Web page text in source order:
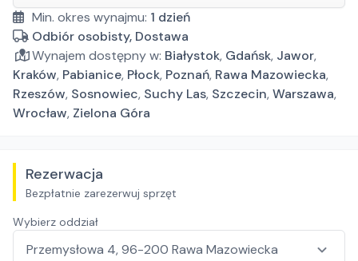
Min. okres wynajmu: 1 dzień
Odbiór osobisty, Dostawa
Wynajem dostępny w: Białystok, Gdańsk, Jawor,
Kraków, Pabianice, Płock, Poznań, Rawa Mazowiecka,
Rzeszów, Sosnowiec, Suchy Las, Szczecin,Warszawa,
Wrocław, Zielona Góra
Rezerwacja
Bezpłatnie zarezerwuj sprzęt
Wybierz oddział